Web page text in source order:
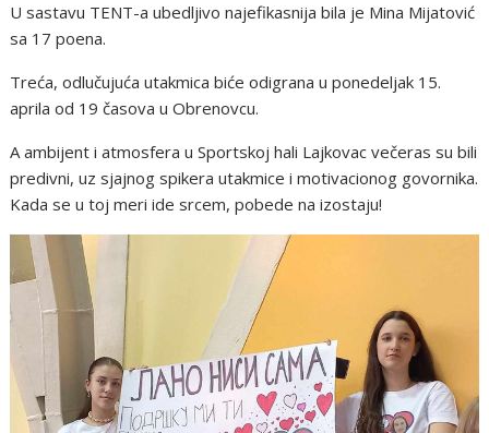
U sastavu TENT-a ubedljivo najefikasnija bila je Mina Mijatović
sa 17 poena.
Treća, odlučujuća utakmica biće odigrana u ponedeljak 15.
aprila od 19 časova u Obrenovcu.
A ambijent i atmosfera u Sportskoj hali Lajkovac večeras su bili
predivni, uz sjajnog spikera utakmice i motivacionog govornika.
Kada se u toj meri ide srcem, pobede na izostaju!